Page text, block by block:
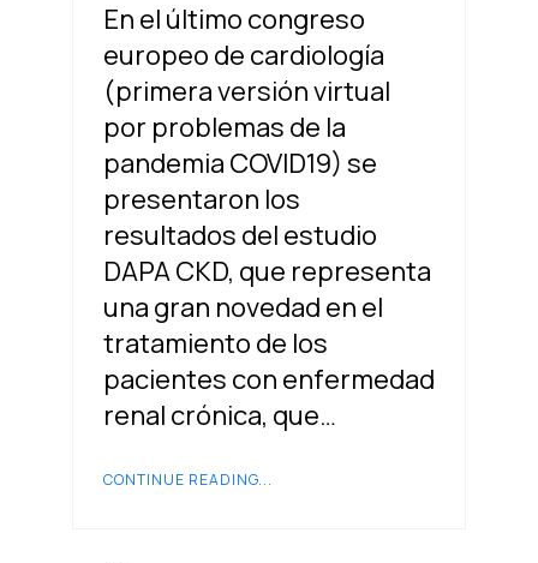
En el último congreso
europeo de cardiología
(primera versión virtual
por problemas de la
pandemia COVID19) se
presentaron los
resultados del estudio
DAPA CKD, que representa
una gran novedad en el
tratamiento de los
pacientes con enfermedad
renal crónica, que…
CONTINUE READING...